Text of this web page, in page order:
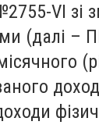
VI зі
(далі –